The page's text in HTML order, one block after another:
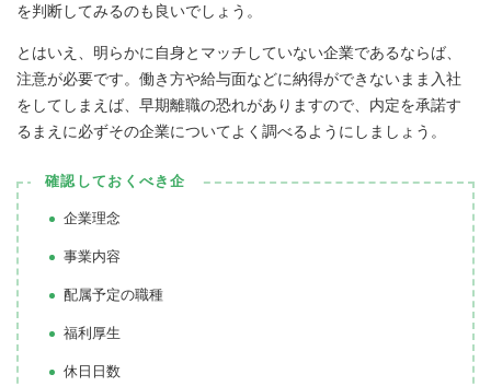
を判断してみるのも良いでしょう。
とはいえ、明らかに自身とマッチしていない企業であるならば、
注意が必要です。働き方や給与面などに納得ができないまま入社
をしてしまえば、早期離職の恐れがありますので、内定を承諾す
るまえに必ずその企業についてよく調べるようにしましょう。
確認しておくべき企
企業理念
事業内容
配属予定の職種
福利厚生
休日日数